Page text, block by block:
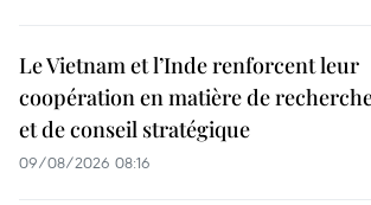
Le Vietnam et l’Inde renforcent leur
coopération en matière de
et de conseil stratégique
09/08/2026 08:16